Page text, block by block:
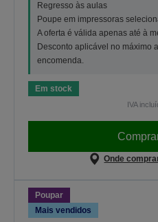
Regresso às aulas
Poupe em impressoras
A oferta é válida apenas até à
Desconto aplicável no máximo
encomenda.
Em stock
IVA
Onde
Poupar
Mais vendidos